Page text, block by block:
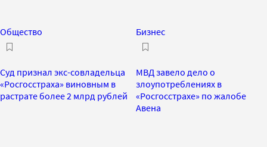
Общество
Суд признал экс-совладельца
«Росгосстраха» виновным в
растрате более 2 млрд рублей
Бизнес
МВД завело дело о
злоупотреблениях в
«Росгосстрахе» по жалобе
Авена